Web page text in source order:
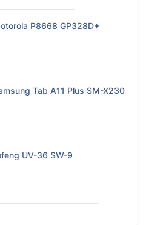
P8668 GP328D+
Tab A11 Plus SM-X230
UV-36 SW-9